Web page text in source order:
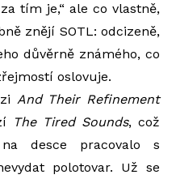
tím je,“ ale co vlastně,
znějí SOTL: odcizeně,
důvěrně známého, co
oslovuje.
And Their Refinement
The Tired Sounds, což
desce pracovalo s
polotovar. Už se